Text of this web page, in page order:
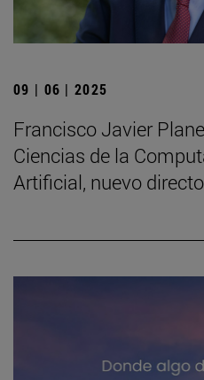
09 | 06 | 2025
Francisco Javier
Ciencias de la
Artificial, nuevo